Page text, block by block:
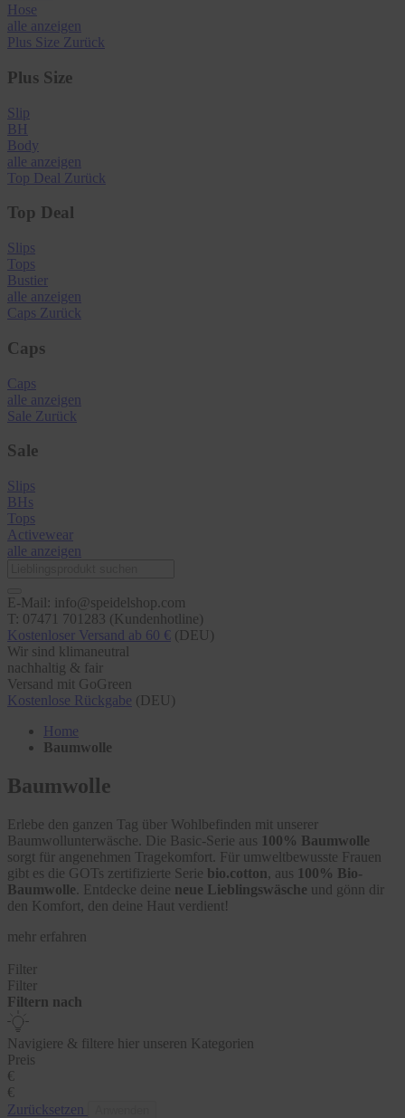
Hose
alle anzeigen
Plus Size Zurück
Plus Size
Slip
BH
Body
alle anzeigen
Top Deal Zurück
Top Deal
Slips
Tops
Bustier
alle anzeigen
Caps Zurück
Caps
Caps
alle anzeigen
Sale Zurück
Sale
Slips
BHs
Tops
Activewear
alle anzeigen
E-Mail: info@speidelshop.com
T: 07471 701283 (Kundenhotline)
Kostenloser Versand ab 60 € (DEU)
Wir sind klimaneutral
nachhaltig & fair
Versand mit GoGreen
Kostenlose Rückgabe (DEU)
Home
Baumwolle
Baumwolle
Erlebe den ganzen Tag über Wohlbefinden mit unserer
Baumwollunterwäsche. Die Basic-Serie aus 100% Baumwolle
sorgt für angenehmen Tragekomfort. Für umweltbewusste Frauen
gibt es die GOTs zertifizierte Serie bio.cotton, aus 100% Bio-
Baumwolle . Entdecke deine neue Lieblingswäsche und gönn dir
den Komfort, den deine Haut verdient!
mehr erfahren
Filter
Filter
Filtern nach
Navigiere & filtere hier unseren Kategorien
Preis
€
€
Zurücksetzen